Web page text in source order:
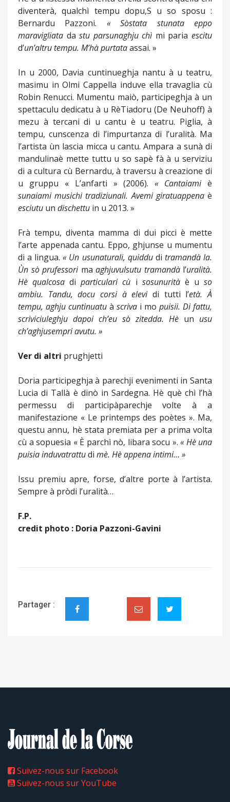
diventerà, qualchì tempu dopu,S u so sposu :
Bernardu Pazzoni. «Sòstata stunata
eppo
maravigliata dastu parsunaghju chì mi pariaescitu
d’un’altrutempu. M’hàpurtataassai. »
In u 2000, Davia cuntinueghja nantu à u teatru,
masimu in Olmi Cappella induve ella travaglia cù
Robin Renucci. Mumentu maiò, participeghja à un
spettaculu dedicatu à u RèTiadoru (De Neuhoff) à
mezu à tercani di u cantu è u teatru. Piglia, à
tempu, cunscenza di l’impurtanza di l’uralità. Ma
l’artista ùn lascia micca u cantu. Ampara a sunà di
mandulinaè mette tuttu u so sapè fà à u serviziu
di a cultura cù Bernardu, à traversu à creazione di
u gruppu « L’anfarti » (2006).« Cantaiamiè
sunaiami musichi tradiziunali.Avemi giratuappenaè
esciutu un dischettu in u 2013. »
Frà tempu, diventa mamma di dui picci è mette
l’arte appenada cantu. Eppo, ghjunse u mumentu
di a lingua.« Un usunaturali, quiddudi tramandà la.
Ùn sò prufessorima aghjuvulsutu tramandàl’uralità.
Hè qualcosa diparticulari cù i sosunuritàè uso
ambiu. Tandu, docu corsi àelevidi tutti l’età. À
tempu, aghju cuntinuatu à scriva i mo puisii. Difattu,
scriviciuleghju dapoi ch’eu sò zitedda. Hè un usu
ch’aghjusempriavutu. »
Ver di altri prughjetti
Doria participeghja à parechji evenimenti in Santa
Lucia di Tallà è dinò in Sardegna. Hè què chì l’hà
permessu di participàparechje volte à a
manifestazione « Le printemps des poètes ». Ma,
questu annu, hè stata premiata per a prima volta
cù a sopuesia « È parchì nò, libara socu ». « Hè una
puisiainduvatrattudi mè. Hèappenaintimi… »
Issu premiu apre, forse, d’altre porte à l’artista.
Sempre à pròdi l’uralità…
F.P.
credit photo : Doria Pazzoni-Gavini
Partager :
Suivez-nous sur Facebook
Suivez-nous sur YouTube